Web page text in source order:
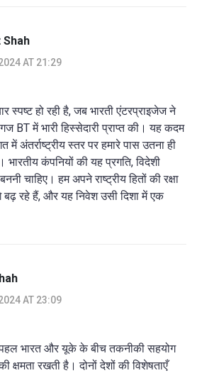
Shah
AT 21:29
स्पष्ट हो रही है, जब भारती एंटरप्राइजेज ने
BT में भारी हिस्सेदारी प्राप्त की। यह कदम
में अंतर्राष्ट्रीय स्तर पर हमारे पास उतना ही
भारतीय कंपनियों की यह प्रगति, विदेशी
चाहिए। हम अपने राष्ट्रीय हितों की रक्षा
रहे हैं, और यह निवेश उसी दिशा में एक
AT 23:09
पहल भारत और यूके के बीच तकनीकी सहयोग
क्षमता रखती है। दोनों देशों की विशेषताएँ